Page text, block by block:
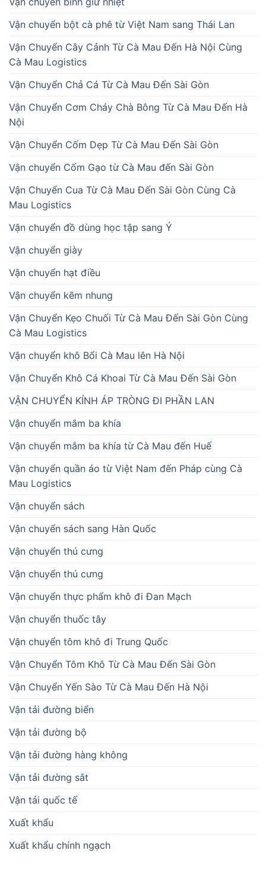
Vận chuyển bột cà phê từ Việt Nam sang Thái Lan
Vận Chuyển Cây Cảnh Từ Cà Mau Đến Hà Nội Cùng
Cà Mau Logistics
Vận Chuyển Chả Cá Từ Cà Mau Đến Sài Gòn
Vận Chuyển Cơm Cháy Chà Bông Từ Cà Mau Đến Hà
Nội
Vận Chuyển Cốm Dẹp Từ Cà Mau Đến Sài Gòn
Vận chuyển Cốm Gạo từ Cà Mau đến Sài Gòn
Vận Chuyển Cua Từ Cà Mau Đến Sài Gòn Cùng Cà
Mau Logistics
Vận chuyển đồ dùng học tập sang Ý
Vận chuyển giày
Vận chuyển hạt điều
Vận chuyển kẽm nhung
Vận Chuyển Kẹo Chuối Từ Cà Mau Đến Sài Gòn Cùng
Cà Mau Logistics
Vận chuyển khô Bổi Cà Mau lên Hà Nội
Vận Chuyển Khô Cá Khoai Từ Cà Mau Đến Sài Gòn
VẬN CHUYỂN KÍNH ÁP TRÒNG ĐI PHẦN LAN
Vận chuyển mắm ba khía
Vận chuyển mắm ba khía từ Cà Mau đến Huế
Vận chuyển quần áo từ Việt Nam đến Pháp cùng Cà
Mau Logistics
Vận chuyển sách
Vận chuyển sách sang Hàn Quốc
Vận chuyển thú cưng
Vận chuyển thú cưng
Vận chuyển thực phẩm khô đi Đan Mạch
Vận chuyển thuốc tây
Vận chuyển tôm khô đi Trung Quốc
Vận Chuyển Tôm Khô Từ Cà Mau Đến Sài Gòn
Vận Chuyển Yến Sào Từ Cà Mau Đến Hà Nội
Vận tải đường biển
Vận tải đường bộ
Vận tải đường hàng không
Vận tải đường sắt
Vận tải quốc tế
Xuất khẩu
Xuất khẩu chính ngạch